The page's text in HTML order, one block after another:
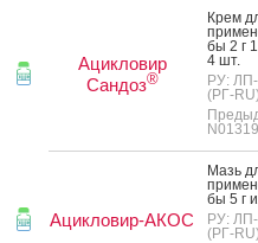
Ацикловир
Сандоз®
Крем
бы 2 г
4 шт.
РУ:
(РГ-
Ацикловир-АКОС
Мазь
бы 5 г
РУ:
(РГ-